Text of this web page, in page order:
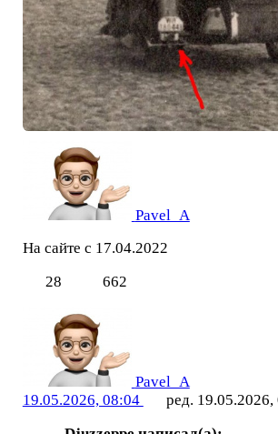
Pavel_A
На сайте с 17.04.2022
28
662
Pavel_A
19.05.2026, 08:04
ред. 19.05.2026,